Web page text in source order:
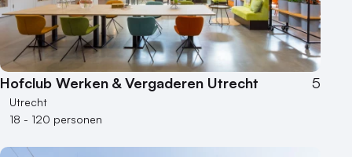
Hofclub Werken & Vergaderen Utrecht 5
Utrecht
18 - 120 personen